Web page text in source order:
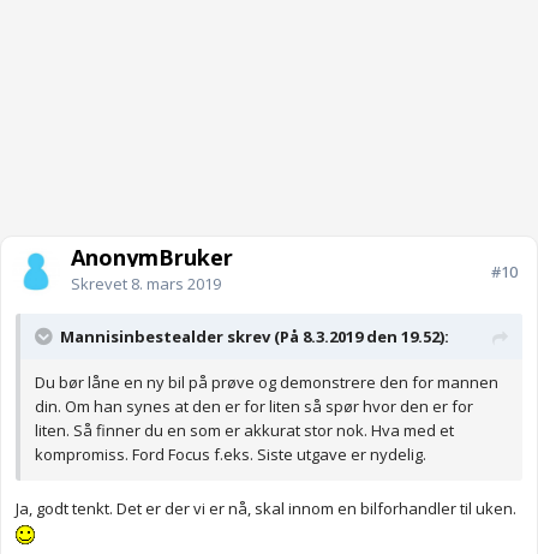
AnonymBruker
Skrevet 8. mars 2019
#10
Mannisinbestealder skrev (På 8.3.2019 den 19.52):
Du bør låne en ny bil på prøve og demonstrere den for mannen
din. Om han synes at den er for liten så spør hvor den er for
liten. Så finner du en som er akkurat stor nok. Hva med et
kompromiss. Ford Focus f.eks. Siste utgave er nydelig.
Ja, godt tenkt. Det er der vi er nå, skal innom en bilforhandler til uken.